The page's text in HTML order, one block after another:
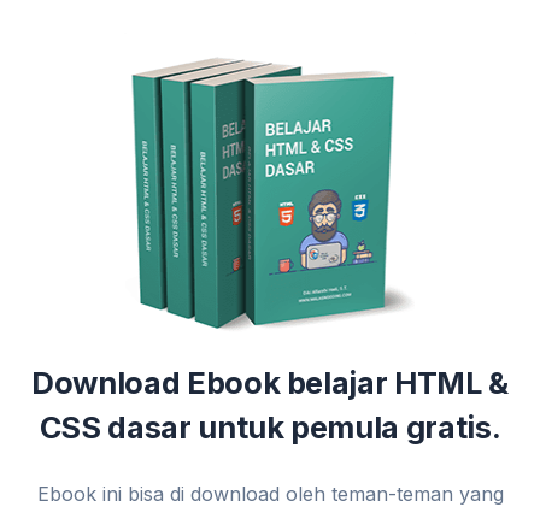
Download Ebook belajar HTML &
CSS dasar untuk pemula gratis.
Ebook ini bisa di download oleh teman-teman yang